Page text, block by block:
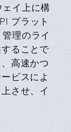
イ上に構
プラット
理のライ
ることで
高速かつ
ビスによ
させ、イ